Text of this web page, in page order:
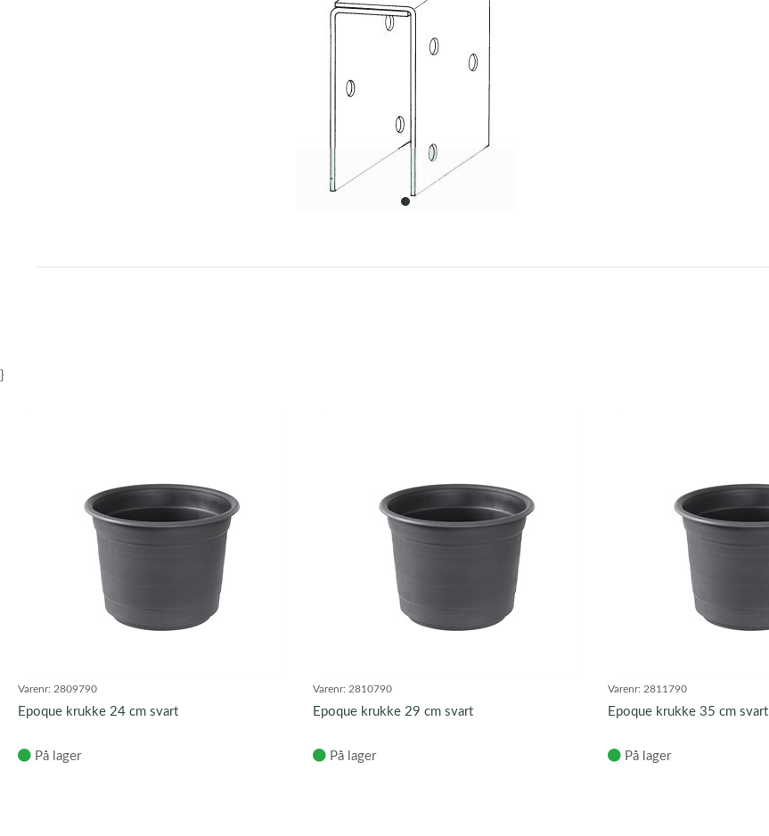
item
of
}
Varenr: 2809790
Epoque krukke 24 cm svart
På lager
Varenr: 2810790
Epoque krukke 29 cm svart
På lager
Varenr: 2811790
Epoque krukke 35 cm svart
På lager